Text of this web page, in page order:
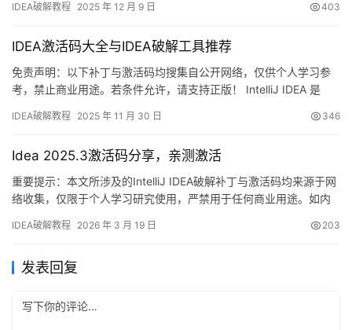
能强大，适用于 Windows、Mac 和 Linux 系统。本文将详细介绍如
版本、什么…
IDEA破解教程 2025 年 12 月 9 日 403
IDEA激活码大全与IDEA破解工具推荐
免责声明：以下补丁与激活码均搜集自公开网络，仅供个人学习参
考，禁止商业用途。若条件允许，请支持正版！ IntelliJ IDEA 是
文将手把手教你利用破解补丁永久解锁全部高级功能，一次搞定所
好完整流程。 激…
IDEA破解教程 2025 年 11 月 30 日 346
Idea 2025.3激活码分享，亲测激活
重要提示：本文所涉及的IntelliJ IDEA破解补丁与激活码均来源于网
络收集，仅限于个人学习研究使用，严禁用于任何商业用途。如内
官方正版授权！ 话不多说，先来看IDEA 2025.2.1版本破解成功的实
用起来非常畅快！ 如果觉得破解过程…
IDEA破解教程 2026 年 3 月 19 日 203
发表回复